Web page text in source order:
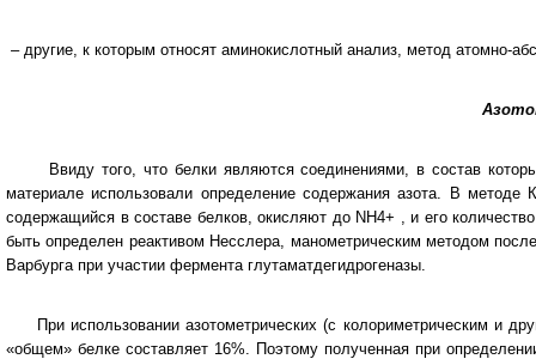
– другие, к которым относят аминокислотный анализ, метод атомно-
Ввиду того, что белки являются соединениями, в состав
материале использовали определение содержания азота. В
содержащийся в составе белков, окисляют до NH4+ , и его
быть определен реактивом Несслера, манометрическим методом
Варбурга при участии фермента глутаматдегидрогеназы.
При использовании азотометрических (с колориметрическим и
«общем» белке составляет 16%. Поэтому полученная при